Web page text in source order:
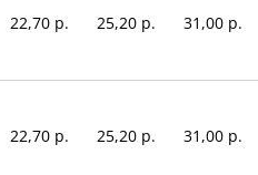
22,70 р. 25,20 р. 31,00 р.
22,70 р. 25,20 р. 31,00 р.